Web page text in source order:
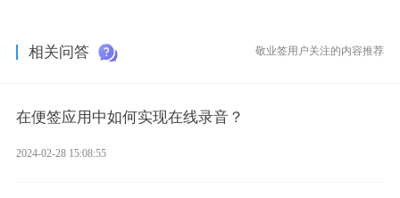
相关问答 敬业签用户关注的内容推荐
在便签应用中如何实现在线录音？
2024-02-28 15:08:55